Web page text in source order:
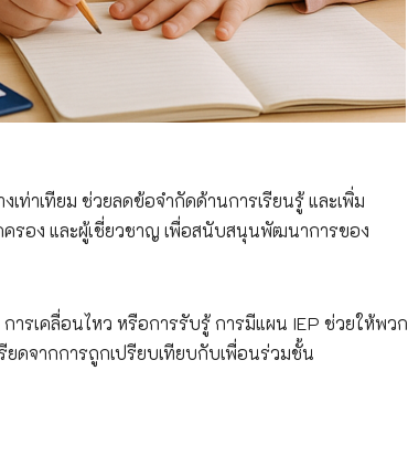
ท่าเทียม ช่วยลดข้อจำกัดด้านการเรียนรู้ และเพิ่ม
ครอง และผู้เชี่ยวชาญ เพื่อสนับสนุนพัฒนาการของ
รเคลื่อนไหว หรือการรับรู้ การมีแผน IEP ช่วยให้พวก
ดจากการถูกเปรียบเทียบกับเพื่อนร่วมชั้น